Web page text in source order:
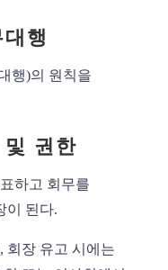
행
행)의 원칙을
권한
하고 회무를
이 된다.
회장 유고 시에는